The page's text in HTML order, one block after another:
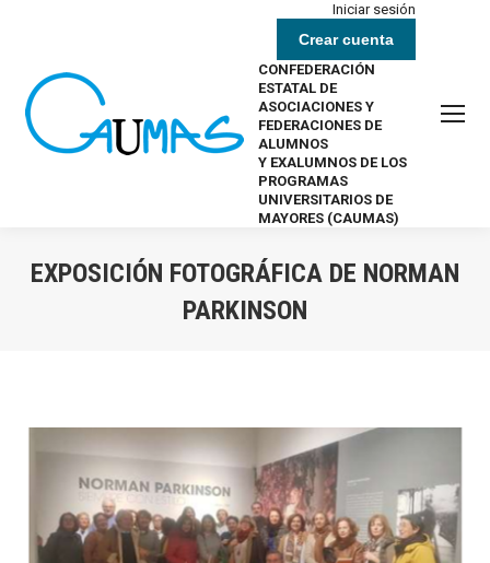
Iniciar sesión
Crear cuenta
CONFEDERACIÓN
ESTATAL DE
ASOCIACIONES Y
FEDERACIONES DE
ALUMNOS
Y EXALUMNOS DE LOS
PROGRAMAS
UNIVERSITARIOS DE
MAYORES (CAUMAS)
EXPOSICIÓN FOTOGRÁFICA DE NORMAN
PARKINSON